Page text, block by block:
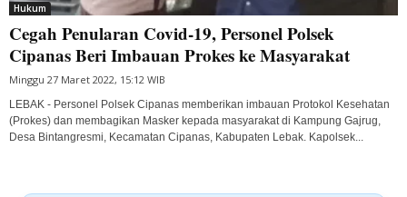
Hukum
Cegah Penularan Covid-19, Personel Polsek
Cipanas Beri Imbauan Prokes ke Masyarakat
Minggu 27 Maret 2022, 15:12 WIB
LEBAK - Personel Polsek Cipanas memberikan imbauan Protokol Kesehatan
(Prokes) dan membagikan Masker kepada masyarakat di Kampung Gajrug,
Desa Bintangresmi, Kecamatan Cipanas, Kabupaten Lebak. Kapolsek...